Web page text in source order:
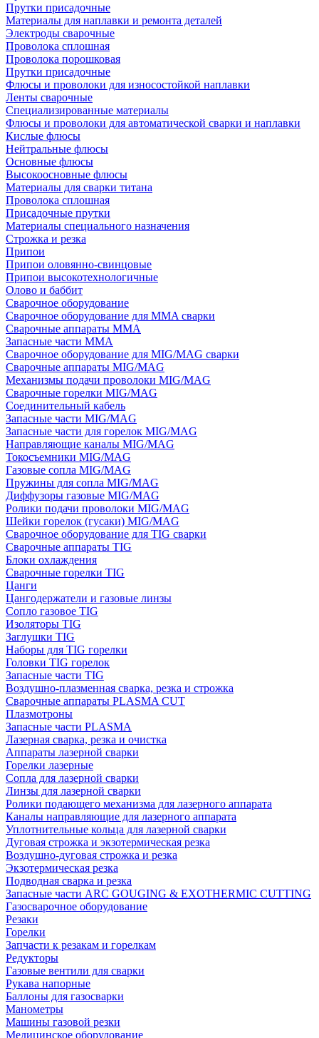
Прутки присадочные
Материалы для наплавки и ремонта деталей
Электроды сварочные
Проволока сплошная
Проволока порошковая
Прутки присадочные
Флюсы и проволоки для износостойкой наплавки
Ленты сварочные
Специализированные материалы
Флюсы и проволоки для автоматической сварки и наплавки
Кислые флюсы
Нейтральные флюсы
Основные флюсы
Высокоосновные флюсы
Материалы для сварки титана
Проволока сплошная
Присадочные прутки
Материалы специального назначения
Строжка и резка
Припои
Припои оловянно-свинцовые
Припои высокотехнологичные
Олово и баббит
Сварочное оборудование
Сварочное оборудование для MMA сварки
Сварочные аппараты MMA
Запасные части MMA
Сварочное оборудование для MIG/MAG сварки
Сварочные аппараты MIG/MAG
Механизмы подачи проволоки MIG/MAG
Сварочные горелки MIG/MAG
Соединительный кабель
Запасные части MIG/MAG
Запасные части для горелок MIG/MAG
Направляющие каналы MIG/MAG
Токосъемники MIG/MAG
Газовые сопла MIG/MAG
Пружины для сопла MIG/MAG
Диффузоры газовые MIG/MAG
Ролики подачи проволоки MIG/MAG
Шейки горелок (гусаки) MIG/MAG
Сварочное оборудование для TIG сварки
Сварочные аппараты TIG
Блоки охлаждения
Сварочные горелки TIG
Цанги
Цангодержатели и газовые линзы
Сопло газовое TIG
Изоляторы TIG
Заглушки TIG
Наборы для TIG горелки
Головки TIG горелок
Запасные части TIG
Воздушно-плазменная сварка, резка и строжка
Сварочные аппараты PLASMA CUT
Плазмотроны
Запасные части PLASMA
Лазерная сварка, резка и очистка
Аппараты лазерной сварки
Горелки лазерные
Сопла для лазерной сварки
Линзы для лазерной сварки
Ролики подающего механизма для лазерного аппарата
Каналы направляющие для лазерного аппарата
Уплотнительные кольца для лазерной сварки
Дуговая строжка и экзотермическая резка
Воздушно-дуговая строжка и резка
Экзотермическая резка
Подводная сварка и резка
Запасные части ARC GOUGING & EXOTHERMIC CUTTING
Газосварочное оборудование
Резаки
Горелки
Запчасти к резакам и горелкам
Редукторы
Газовые вентили для сварки
Рукава напорные
Баллоны для газосварки
Манометры
Машины газовой резки
Медицинское оборудование